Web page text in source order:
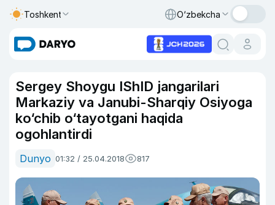
Toshkent O‘zbekcha
Sergey Shoygu IShID jangarilari
Markaziy va Janubi-Sharqiy Osiyoga
ko‘chib o‘tayotgani haqida
ogohlantirdi
Dunyo 01:32 / 25.04.2018 817